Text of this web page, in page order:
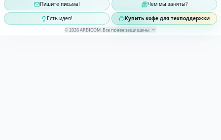
Пишите письма! Чем мы заняты?
Есть идея! Купить кофе для техподдержки
© 2026ARBICOM Все права защищены